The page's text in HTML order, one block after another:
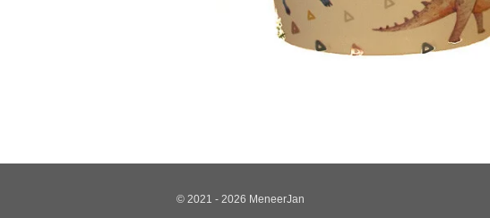
© 2021 - 2026 MeneerJan